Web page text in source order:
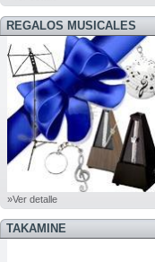
REGALOS MUSICALES
»Ver detalle
TAKAMINE